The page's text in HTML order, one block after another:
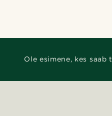
Ole esimene, kes